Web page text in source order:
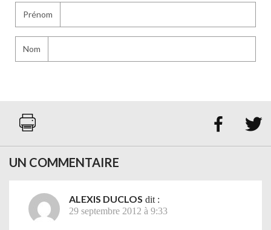
Prénom
Nom
 
UN COMMENTAIRE
ALEXIS DUCLOS dit :
29 septembre 2012 à 9:33